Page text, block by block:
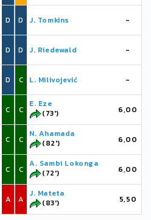
D
D
D
C
C
C
A
D J. Tomkins -
D J. Riedewald -
C L. Milivojević -
C
E. Eze
(73')
6,00
C
N. Ahamada
(82')
6,00
C
A. Sambi Lokonga
(72')
6,00
A
J. Mateta
(83')
5,50